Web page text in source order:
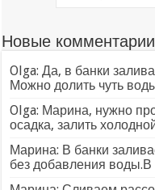
Новые комментарии
Olga: Да, в банки
Можно долить чуть
Olga: Марина, нужно
осадка, залить
Марина: В банки
без добавления воды.В